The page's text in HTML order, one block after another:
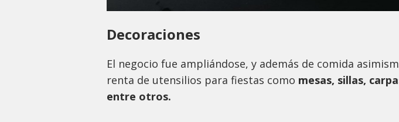
Decoraciones
El negocio fue ampliándose, y además de comida
renta de utensilios para fiestas como mesas, sillas,
entre otros.